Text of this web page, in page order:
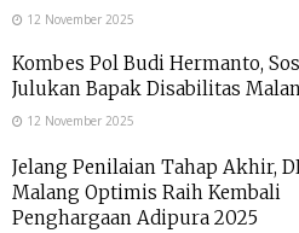
12 November 2025
Kombes Pol Budi Hermanto,
Julukan Bapak Disabilitas
12 November 2025
Jelang Penilaian Tahap Akhir,
Malang Optimis Raih Kembali
Penghargaan Adipura 2025